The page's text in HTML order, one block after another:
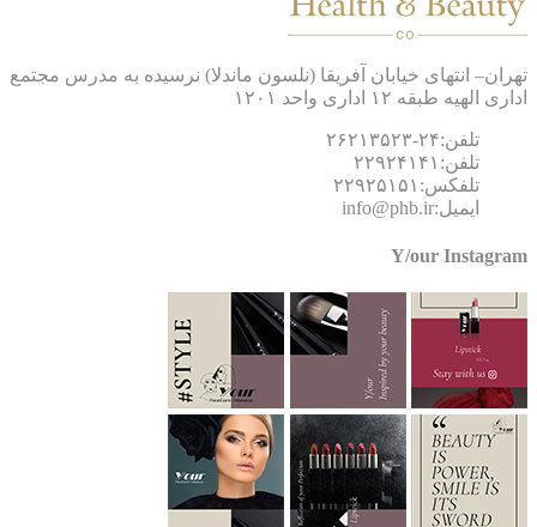
انتهای خیابان آفریقا (نلسون ماندلا) نرسیده به مدرس مجتمع
الهیه طبقه ۱۲ اداری واحد ۱۲۰۱
تلفن:۲۴-۲۶۲۱۳۵۲۳
تلفن:۲۲۹۲۴۱۴۱
تلفکس:۲۲۹۲۵۱۵۱
ایمیل:info@phb.ir
Y/our